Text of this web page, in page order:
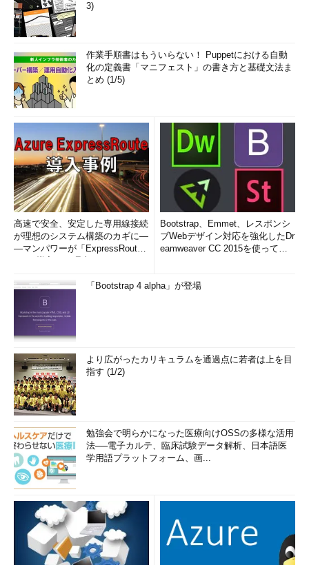
3)
作業手順書はもういらない！ Puppetにおける自動
化の定義書「マニフェスト」の書き方と基礎文法ま
とめ (1/5)
高速で安全、安定した専用線接続
が理想のシステム構築のカギに―
―マンパワーが「ExpressRout
Bootstrap、Emmet、レスポンシ
ブWebデザイン対応を強化したDr
eamweaver CC 2015を使って
「Bootstrap 4 alpha」が登場
より広がったカリキュラムを通過点に若者は上を目
指す (1/2)
勉強会で明らかになった医療向けOSSの多様な活用
法──電子カルテ、臨床試験データ解析、日本語医
学用語プラットフォーム、画...